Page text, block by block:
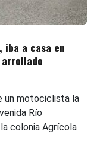
iba a casa en
un motociclista la
Río
colonia Agrícola